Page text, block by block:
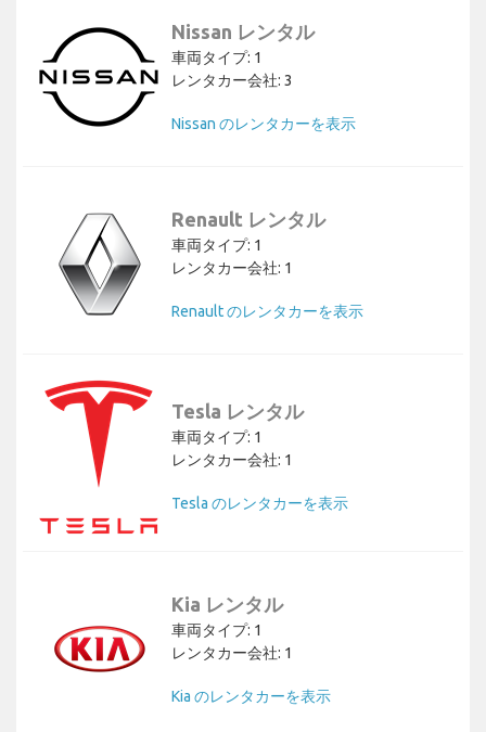
Nissan レンタル
車両タイプ: 1
レンタカー会社: 3
Nissan のレンタカーを表示
Renault レンタル
車両タイプ: 1
レンタカー会社: 1
Renault のレンタカーを表示
Tesla レンタル
車両タイプ: 1
レンタカー会社: 1
Tesla のレンタカーを表示
Kia レンタル
車両タイプ: 1
レンタカー会社: 1
Kia のレンタカーを表示